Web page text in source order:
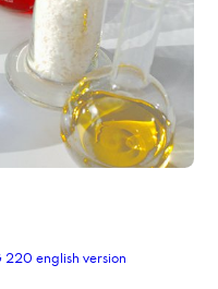
220 english version